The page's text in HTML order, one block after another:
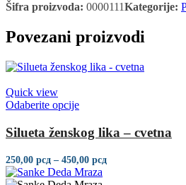
Šifra proizvoda: 0000111Kategorije:
Povezani proizvodi
Quick view
Odaberite opcije
Silueta ženskog lika – cvetna
250,00 рсд – 450,00 рсд